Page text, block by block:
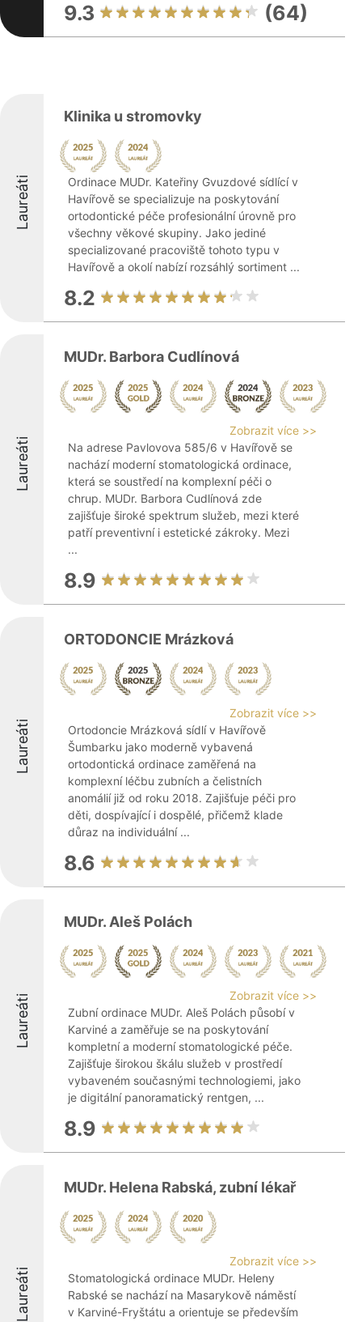
9.3 (64)
Laureáti
Klinika u stromovky
Ordinace MUDr. Kateřiny Gvuzdové sídlící v
Havířově se specializuje na poskytování
ortodontické péče profesionální úrovně pro
všechny věkové skupiny. Jako jediné
specializované pracoviště tohoto typu v
Havířově a okolí nabízí rozsáhlý sortiment ...
8.2
Laureáti
MUDr. Barbora Cudlínová
Zobrazit více >>
Na adrese Pavlovova 585/6 v Havířově se
nachází moderní stomatologická ordinace,
která se soustředí na komplexní péči o
chrup. MUDr. Barbora Cudlínová zde
zajišťuje široké spektrum služeb, mezi které
patří preventivní i estetické zákroky. Mezi
...
8.9
Laureáti
ORTODONCIE Mrázková
Zobrazit více >>
Ortodoncie Mrázková sídlí v Havířově
Šumbarku jako moderně vybavená
ortodontická ordinace zaměřená na
komplexní léčbu zubních a čelistních
anomálií již od roku 2018. Zajišťuje péči pro
děti, dospívající i dospělé, přičemž klade
důraz na individuální ...
8.6
Laureáti
MUDr. Aleš Polách
Zobrazit více >>
Zubní ordinace MUDr. Aleš Polách působí v
Karviné a zaměřuje se na poskytování
kompletní a moderní stomatologické péče.
Zajišťuje širokou škálu služeb v prostředí
vybaveném současnými technologiemi, jako
je digitální panoramatický rentgen, ...
8.9
Laureáti
MUDr. Helena Rabská, zubní lékař
Zobrazit více >>
Stomatologická ordinace MUDr. Heleny
Rabské se nachází na Masarykově náměstí
v Karviné-Fryštátu a orientuje se především